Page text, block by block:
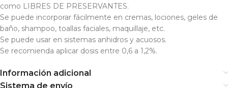
como LIBRES DE PRESERVANTES.
Se puede incorporar fácilmente en cremas, lociones, geles de
baño, shampoo, toallas faciales, maquillaje, etc.
Se puede usar en sistemas anhidros y acuosos.
Se recomienda aplicar dosis entre 0,6 a 1,2%.
Información adicional
Sistema de envío